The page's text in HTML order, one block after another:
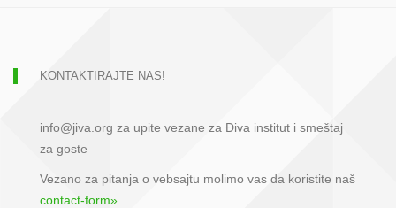
KONTAKTIRAJTE NAS!
info@jiva.org za upite vezane za Điva institut i smeštaj
za goste
Vezano za pitanja o vebsajtu molimo vas da koristite naš
contact-form»